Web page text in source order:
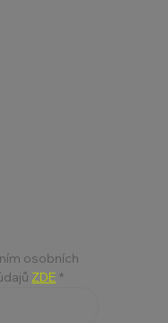
osobních
ZDE *